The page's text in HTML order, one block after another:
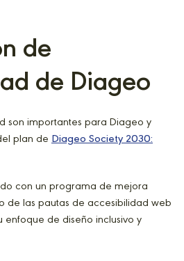
de
de Diageo
son importantes para Diageo y
plan de Diageo Society 2030:
con un programa de mejora
de las pautas de accesibilidad web
de diseño inclusivo y